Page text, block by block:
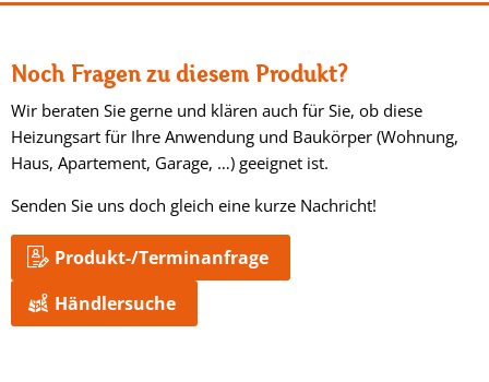
Noch Fragen zu diesem Produkt?
Wir beraten Sie gerne und klären auch für Sie, ob diese
Heizungsart für Ihre Anwendung und Baukörper (Wohnung,
Haus, Apartement, Garage, …) geeignet ist.
Senden Sie uns doch gleich eine kurze Nachricht!
Produkt-/Terminanfrage
Händlersuche